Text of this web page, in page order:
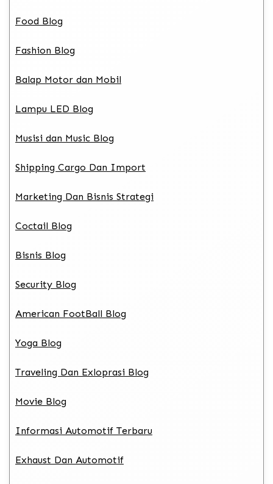
Food Blog
Fashion Blog
Balap Motor dan Mobil
Lampu LED Blog
Musisi dan Music Blog
Shipping Cargo Dan Import
Marketing Dan Bisnis Strategi
Coctail Blog
Bisnis Blog
Security Blog
American FootBall Blog
Yoga Blog
Traveling Dan Exloprasi Blog
Movie Blog
Informasi Automotif Terbaru
Exhaust Dan Automotif